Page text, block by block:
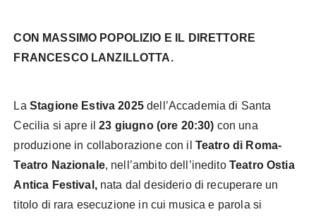
CON MASSIMO POPOLIZIO E IL DIRETTORE
FRANCESCO LANZILLOTTA.
La Stagione Estiva 2025dell’Accademia di Santa
Cecilia si apre il23 giugno (ore 20:30) con una
produzione in collaborazione con il Teatro di Roma-
Teatro Nazionale, nell’ambito dell’inedito Teatro Ostia
Antica Festival,nata dal desiderio di recuperare un
titolo di rara esecuzione in cui musica e parola si